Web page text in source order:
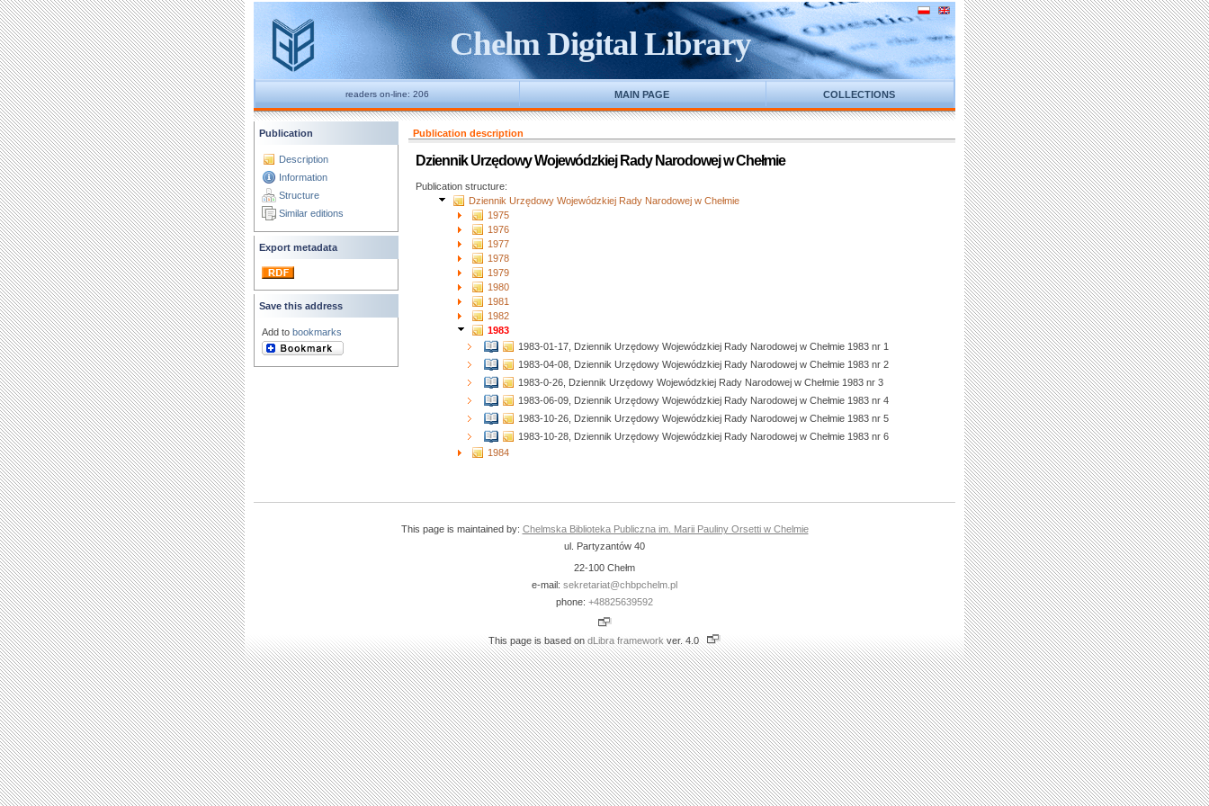
Chelm Digital Library
readers on-line: 206 MAIN PAGE COLLECTIONS
Publication
Description
Information
Structure
Similar editions
Export metadata
Save this address
Add to bookmarks
Publication description
Dziennik Urzędowy Wojewódzkiej Rady Narodowej w Chełmie
Publication structure:
Dziennik Urzędowy Wojewódzkiej Rady Narodowej w Chełmie
1975
1976
1977
1978
1979
1980
1981
1982
1983
1983-01-17, Dziennik Urzędowy Wojewódzkiej Rady Narodowej w Chełmie 1983 nr 1
1983-04-08, Dziennik Urzędowy Wojewódzkiej Rady Narodowej w Chełmie 1983 nr 2
1983-0-26, Dziennik Urzędowy Wojewódzkiej Rady Narodowej w Chełmie 1983 nr 3
1983-06-09, Dziennik Urzędowy Wojewódzkiej Rady Narodowej w Chełmie 1983 nr 4
1983-10-26, Dziennik Urzędowy Wojewódzkiej Rady Narodowej w Chełmie 1983 nr 5
1983-10-28, Dziennik Urzędowy Wojewódzkiej Rady Narodowej w Chełmie 1983 nr 6
1984
This page is maintained by: Chelmska Biblioteka Publiczna im. Marii Pauliny Orsetti w Chelmie
ul. Partyzantów 40
22-100 Chełm
e-mail: sekretariat@chbpchelm.pl
phone: +48825639592
This page is based on dLibra framework ver. 4.0